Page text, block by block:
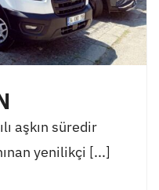
aşkın süredir
yenilikçi [...]